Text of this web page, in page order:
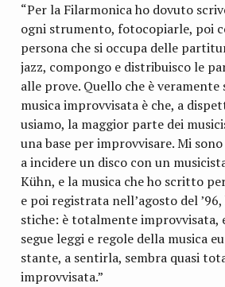
“Per la Filar­mo­nica ho dovuto
ogni stru­mento, foto­co­piarle, poi
per­sona che si occupa delle
jazz, com­pongo e distri­bui­sco le
alle prove. Quello che è
musica improv­vi­sata è che, a
usiamo, la mag­gior parte dei
una base per improv­vi­sare. Mi
a inci­dere un disco con un
Kühn, e la musica che ho scritto
e poi regi­strata nell’agosto del
sti­che: è total­mente improv­vi­sata,
segue leggi e regole della musica
stante, a sen­tirla, sem­bra quasi
improvvisata.”